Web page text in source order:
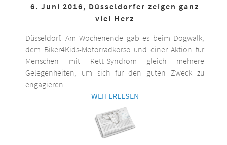
6. Juni 2016, Düsseldorfer zeigen ganz
viel Herz
Düsseldorf. Am Wochenende gab es beim Dogwalk,
dem Biker4Kids-Motorradkorso und einer Aktion für
Menschen mit Rett-Syndrom gleich mehrere
Gelegenheiten, um sich für den guten Zweck zu
engagieren.
WEITERLESEN